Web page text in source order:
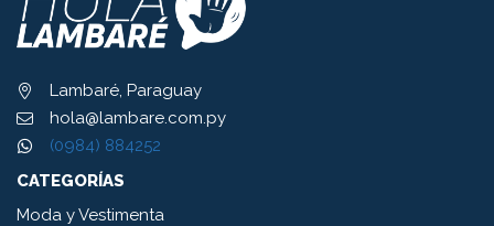
Lambaré, Paraguay
hola@lambare.com.py
(0984) 884252
CATEGORÍAS
Moda y Vestimenta